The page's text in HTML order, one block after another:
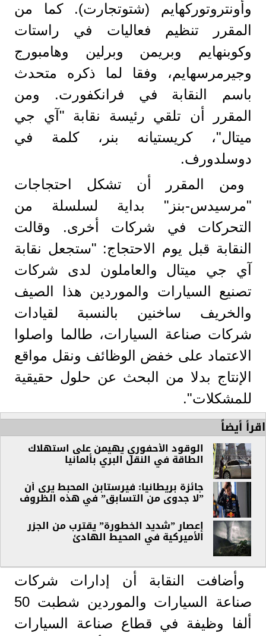
وأونتروتوركهايم (شتوتجارت). كما من
المقرر تنظيم فعاليات في راستات
وكوبنهايم وبريمن وبرلين وهامبورج
وجيرمرسهايم، وفقا لما ذكره متحدث
باسم النقابة في فرانكفورت. ومن
المقرر أن تلقي رئيسة نقابة "آي جي
ميتال"، كريستيانه بنر، كلمة في
دوسلدورف.
ومن المقرر أن تشكل احتجاجات
"مرسيدس-بنز" بداية لسلسلة من
التحركات في شركات أخرى. وقالت
النقابة قبل يوم الاحتجاج: "ستجعل نقابة
آي جي ميتال والعاملون لدى شركات
تصنيع السيارات والموردين هذا الصيف
والخريف ساخنين بالنسبة لقيادات
شركات صناعة السيارات، طالما واصلوا
الاعتماد على خفض الوظائف ونقل مواقع
الإنتاج بدلا من البحث عن حلول حقيقية
للمشكلات".
اقرأ أيضاً
الوقود الأحفوري يهيمن على استهلاك
الطاقة في النقل البري بألمانيا
جائزة بريطانيا: فيرستابن المحبط يرى أن
”لا جدوى من التسابق” في هذه الظروف
إعصار ”شديد الخطورة” يقترب من الجزر
الأميركية في المحيط الهادئ
وأضافت النقابة أن إدارات شركات
صناعة السيارات والموردين شطبت 50
ألفا وظيفة في قطاع صناعة السيارات